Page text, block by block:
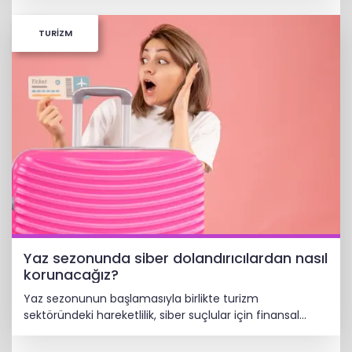
TURİZM
Yaz sezonunda siber dolandırıcılardan nasıl
korunacağız?
Yaz sezonunun başlamasıyla birlikte turizm
sektöründeki hareketlilik, siber suçlular için finansal